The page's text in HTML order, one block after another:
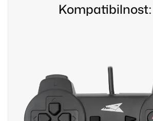
Kompatibilnost: